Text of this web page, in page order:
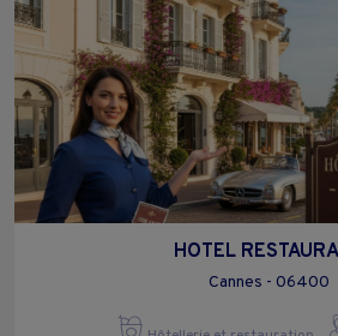
HOTEL
Cannes - 06400